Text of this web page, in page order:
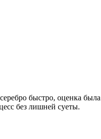
быстро, оценка была
без лишней суеты.